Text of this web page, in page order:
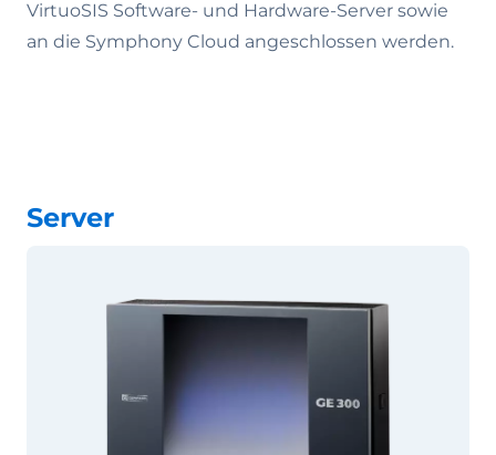
VirtuoSIS Software- und Hardware-Server sowie
an die Symphony Cloud angeschlossen werden.
Server